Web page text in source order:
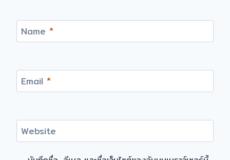
Name *
Email *
Website